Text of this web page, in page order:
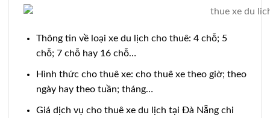
Thông tin về loại xe du lịch cho thuê: 4 chỗ; 5
chỗ; 7 chỗ hay 16 chỗ…
Hình thức cho thuê xe: cho thuê xe theo giờ; theo
ngày hay theo tuần; tháng…
Giá dịch vụ cho thuê xe du lịch tại Đà Nẵng chi